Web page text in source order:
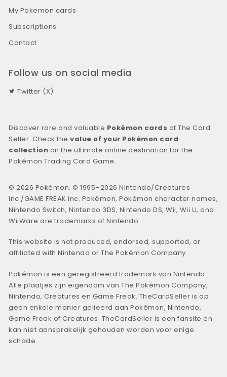
My Pokemon cards
Subscriptions
Contact
Follow us on social media
Twitter (X)
Discover rare and valuable Pokémon cards at The Card
Seller. Check thevalue of your Pokémon card
collection on the ultimate online destination for the
Pokémon Trading Card Game.
© 2026 Pokémon. © 1995–2026 Nintendo/Creatures
Inc./GAME FREAK inc. Pokémon, Pokémon character names,
Nintendo Switch, Nintendo 3DS, Nintendo DS, Wii, Wii U, and
WiiWare are trademarks of Nintendo.
This website is not produced, endorsed, supported, or
affiliated with Nintendo or The Pokémon Company.
Pokémon is een geregistreerd trademark van Nintendo.
Alle plaatjes zijn eigendom van The Pokémon Company,
Nintendo, Creatures en Game Freak. TheCardSeller is op
geen enkele manier gelieerd aan Pokémon, Nintendo,
Game Freak of Creatures. TheCardSeller is een fansite en
kan niet aansprakelijk gehouden worden voor enige
schade.